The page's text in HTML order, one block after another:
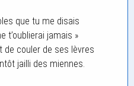
que tu me disais
t’oublierai jamais »
de couler de ses lèvres
jailli des miennes.